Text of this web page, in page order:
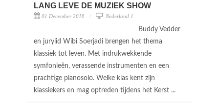
LANG LEVE DE MUZIEK SHOW
01 December 2018 Nederland 1
Buddy Vedder
en jurylid Wibi Soerjadi brengen het thema
klassiek tot leven. Met indrukwekkende
symfonieën, verassende instrumenten en een
prachtige pianosolo. Welke klas kent zijn
klassiekers en mag optreden tijdens het Kerst ...